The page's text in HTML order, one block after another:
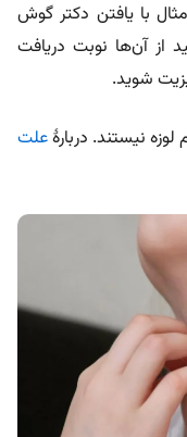
با یافتن دکتر گوش
از آن‌ها نوبت دریافت
شوید.
نیستند. دربارۀعلت